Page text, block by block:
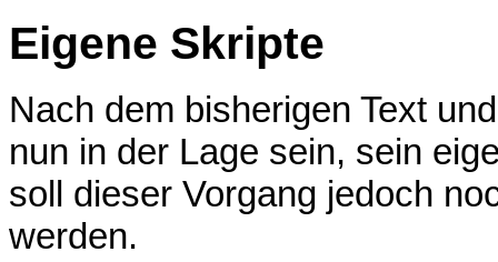
Eigene Skripte
Nach dem bisherigen Text
nun in der Lage sein, sein
soll dieser Vorgang jedoch
werden.